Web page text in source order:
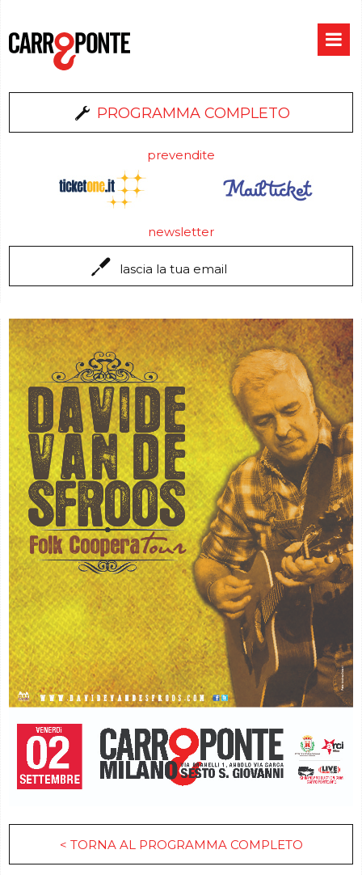
PROGRAMMA COMPLETO
prevendite
newsletter
< TORNA AL PROGRAMMA COMPLETO